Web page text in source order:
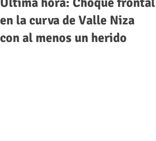
en la curva de Valle Niza
con al menos un herido